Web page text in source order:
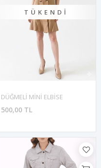
TÜKENDI
DÜĞMELİ MİNİ ELBİSE
500,00 TL